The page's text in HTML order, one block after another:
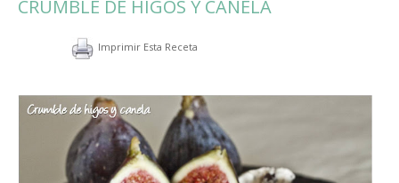
CRUMBLE DE HIGOS Y CANELA
Imprimir Esta Receta